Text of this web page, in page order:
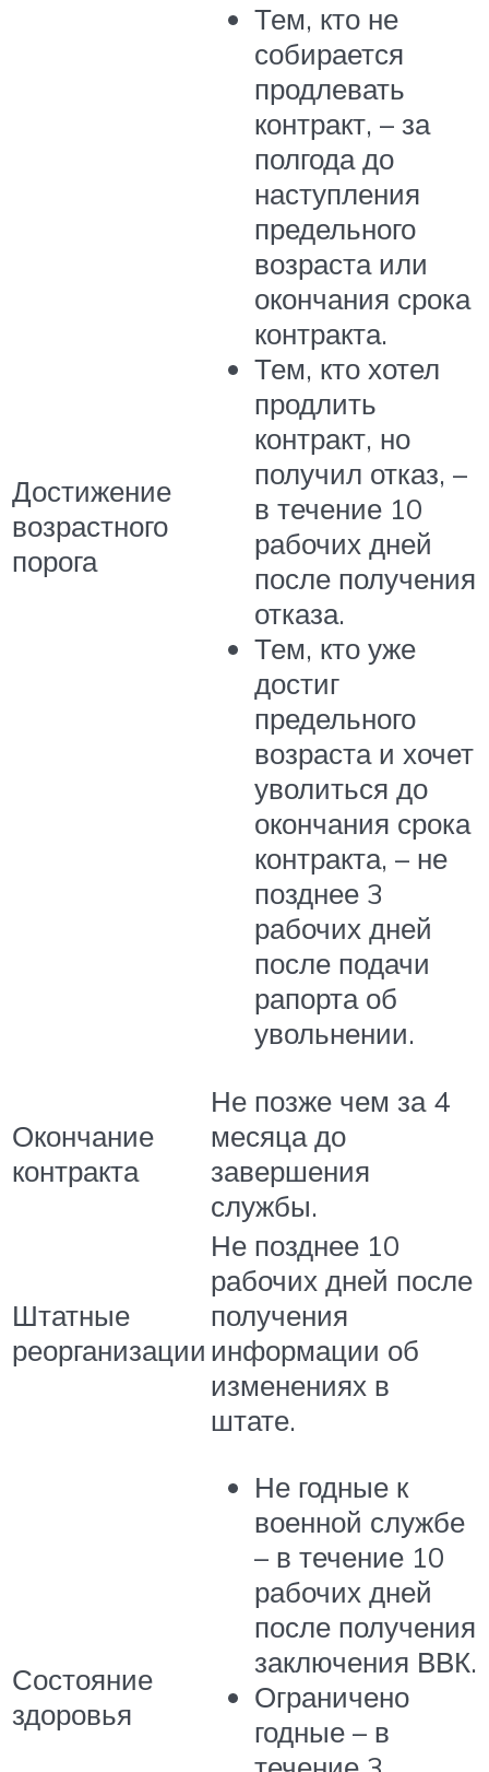
Достижение
возрастного
порога
Тем, кто не
собирается
продлевать
контракт, – за
полгода до
наступления
предельного
возраста или
окончания срока
контракта.
Тем, кто хотел
продлить
контракт, но
получил отказ, –
в течение 10
рабочих дней
после получения
отказа.
Тем, кто уже
достиг
предельного
возраста и хочет
уволиться до
окончания срока
контракта, – не
позднее 3
рабочих дней
после подачи
рапорта об
увольнении.
Окончание
контракта
Не позже чем за 4
месяца до
завершения
службы.
Штатные
реорганизации
Не позднее 10
рабочих дней после
получения
информации об
изменениях в
штате.
Состояние
здоровья
Не годные к
военной службе
– в течение 10
рабочих дней
после получения
заключения ВВК.
Ограничено
годные – в